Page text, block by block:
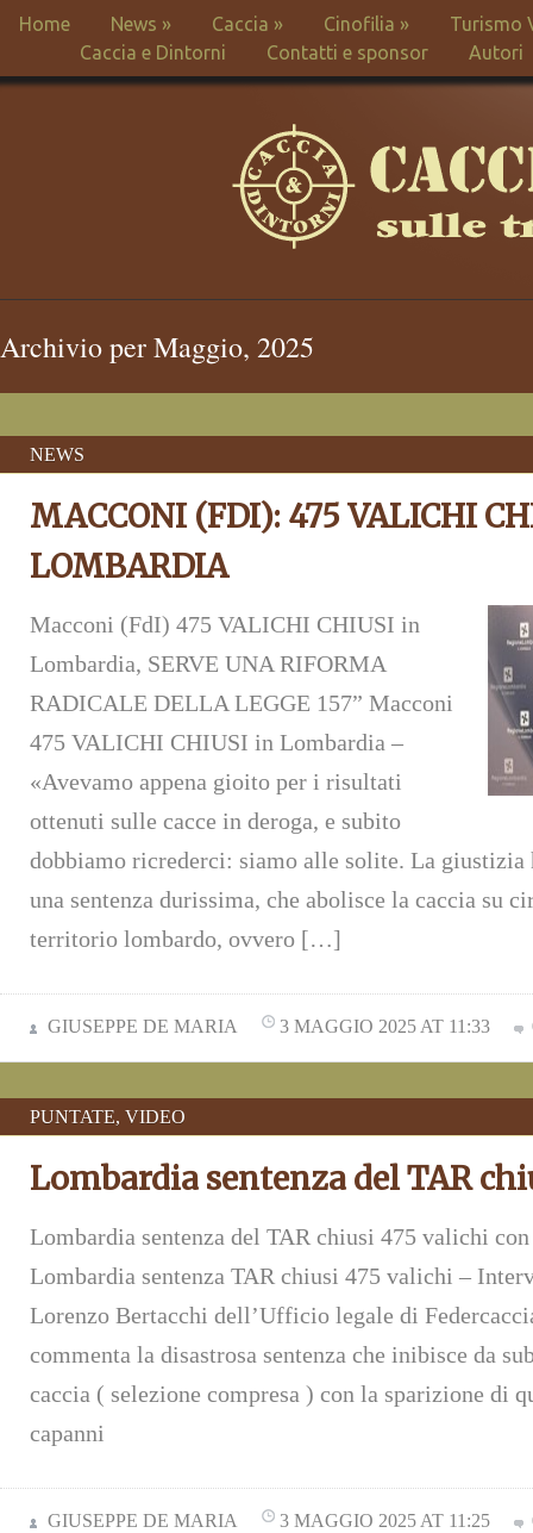
Home News » Caccia » Cinofilia »
Turismo
Caccia e Dintorni
Contatti e sponsor Autori
Archivio per Maggio, 2025
NEWS
MACCONI (FDI): 475 VALICHI
LOMBARDIA
Macconi (FdI) 475 VALICHI CHIUSI in
Lombardia, SERVE UNA RIFORMA
RADICALE DELLA LEGGE 157” Macconi
475 VALICHI CHIUSI in Lombardia –
«Avevamo appena gioito per i risultati
ottenuti sulle cacce in deroga, e subito
dobbiamo ricrederci: siamo alle solite. La giustizia
una sentenza durissima, che abolisce la caccia su
territorio lombardo, ovvero […]
GIUSEPPE DE MARIA 3 MAGGIO 2025 AT 11:33
PUNTATE, VIDEO
Lombardia sentenza del TAR
Lombardia sentenza del TAR chiusi 475 valichi
Lombardia sentenza TAR chiusi 475 valichi –
Lorenzo Bertacchi dell’Ufficio legale di
commenta la disastrosa sentenza che inibisce da
caccia ( selezione compresa ) con la sparizione di
capanni
GIUSEPPE DE MARIA 3 MAGGIO 2025 AT 11:25